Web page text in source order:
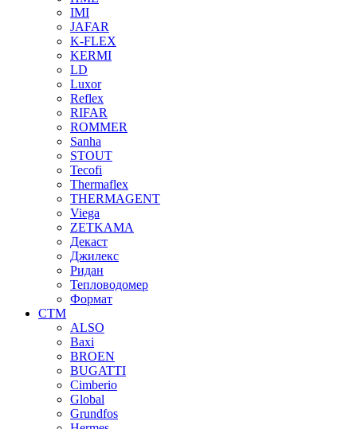
IMI
JAFAR
K-FLEX
KERMI
LD
Luxor
Reflex
RIFAR
ROMMER
Sanha
STOUT
Tecofi
Thermaflex
THERMAGENT
Viega
ZETKAMA
Декаст
Джилекс
Ридан
Тепловодомер
Формат
СТМ
ALSO
Baxi
BROEN
BUGATTI
Cimberio
Global
Grundfos